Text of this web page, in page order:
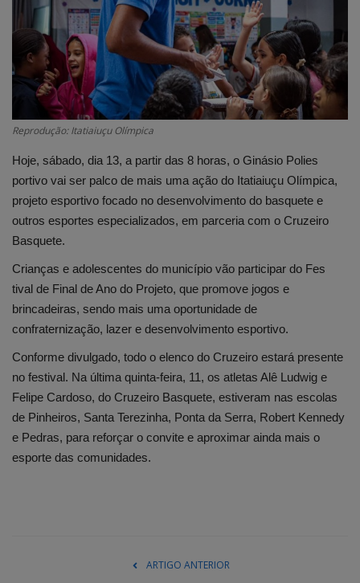
Edições em PDF
Fotos
Reprodução: Itatiaiuçu Olímpica
Hoje, sábado, dia 13, a partir das 8 horas, o Ginásio Polies
portivo vai ser palco de mais uma ação do Itatiaiuçu Olímpica,
projeto esportivo focado no desenvolvimento do basquete e
outros esportes especializados, em parceria com o Cruzeiro
Basquete.
Crianças e adolescentes do município vão participar do Fes
tival de Final de Ano do Projeto, que promove jogos e
brincadeiras, sendo mais uma oportunidade de
confraternização, lazer e desenvolvimento esportivo.
Conforme divulgado, todo o elenco do Cruzeiro estará presente
no festival. Na última quinta-feira, 11, os atletas Alê Ludwig e
Felipe Cardoso, do Cruzeiro Basquete, estiveram nas escolas
de Pinheiros, Santa Terezinha, Ponta da Serra, Robert Kennedy
e Pedras, para reforçar o convite e aproximar ainda mais o
esporte das comunidades.
ARTIGO ANTERIOR